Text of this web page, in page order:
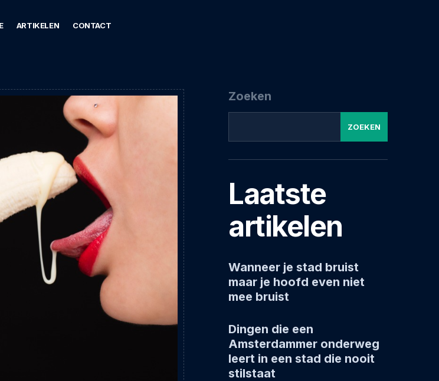
ARTIKELEN CONTACT
Zoeken
ZOEKEN
Laatste
artikelen
Wanneer je stad bruist
maar je hoofd even niet
mee bruist
Dingen die een
Amsterdammer onderweg
leert in een stad die nooit
stilstaat